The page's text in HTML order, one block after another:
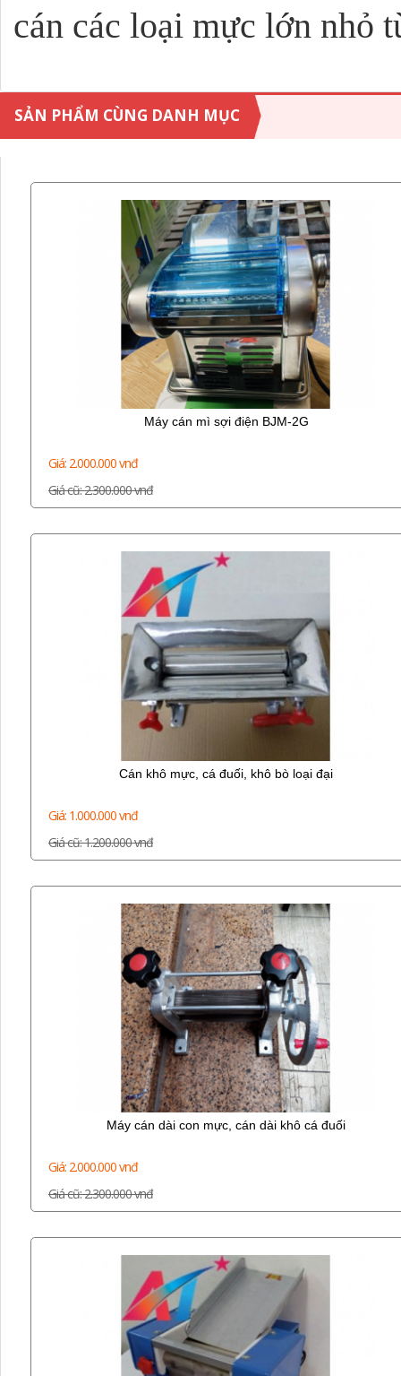
cán các loại mực lớn nhỏ
SẢN PHẨM CÙNG DANH MỤC
Máy cán mì sợi điện BJM-2G
Giá: 2.000.000 vnđ
Giá cũ: 2.300.000 vnđ
Cán khô mực, cá đuối, khô bò loại đại
Giá: 1.000.000 vnđ
Giá cũ: 1.200.000 vnđ
Máy cán dài con mực, cán dài khô cá đuối
Giá: 2.000.000 vnđ
Giá cũ: 2.300.000 vnđ